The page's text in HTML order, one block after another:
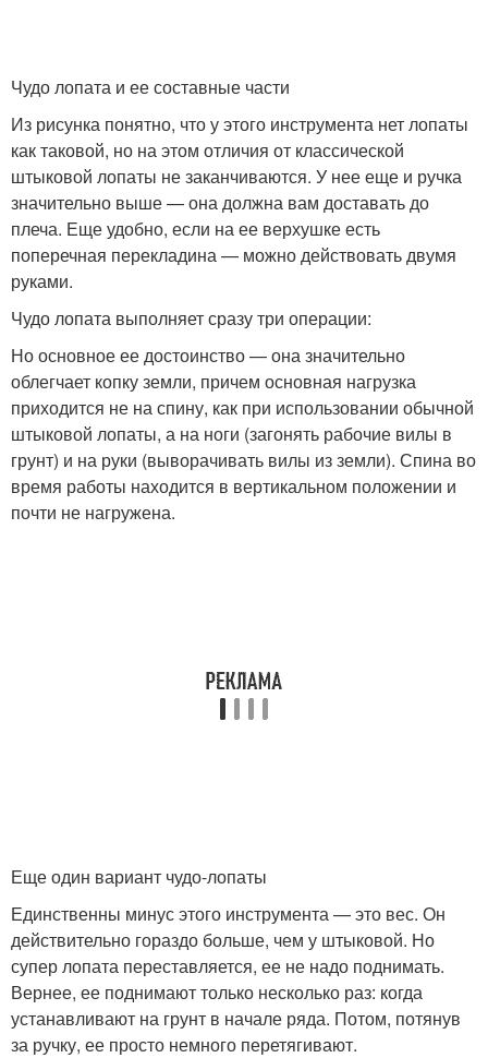
Чудо лопата и ее составные части
Из рисунка понятно, что у этого инструмента нет лопаты
как таковой, но на этом отличия от классической
штыковой лопаты не заканчиваются. У нее еще и ручка
значительно выше — она должна вам доставать до
плеча. Еще удобно, если на ее верхушке есть
поперечная перекладина — можно действовать двумя
руками.
Чудо лопата выполняет сразу три операции:
Но основное ее достоинство — она значительно
облегчает копку земли, причем основная нагрузка
приходится не на спину, как при использовании обычной
штыковой лопаты, а на ноги (загонять рабочие вилы в
грунт) и на руки (выворачивать вилы из земли). Спина во
время работы находится в вертикальном положении и
почти не нагружена.
Еще один вариант чудо-лопаты
Единственны минус этого инструмента — это вес. Он
действительно гораздо больше, чем у штыковой. Но
супер лопата переставляется, ее не надо поднимать.
Вернее, ее поднимают только несколько раз: когда
устанавливают на грунт в начале ряда. Потом, потянув
за ручку, ее просто немного перетягивают.